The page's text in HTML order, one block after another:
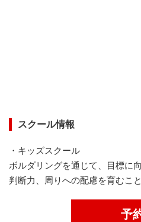
スクール情報
・キッズスクール
ボルダリングを通じて、目標に
判断力、周りへの配慮を育むこ
予